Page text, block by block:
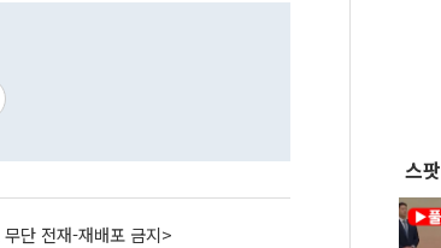
단 전재-재배포 금지>
스팟